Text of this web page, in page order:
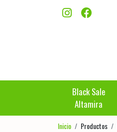
Black Sale
Altamira
Inicio Productos